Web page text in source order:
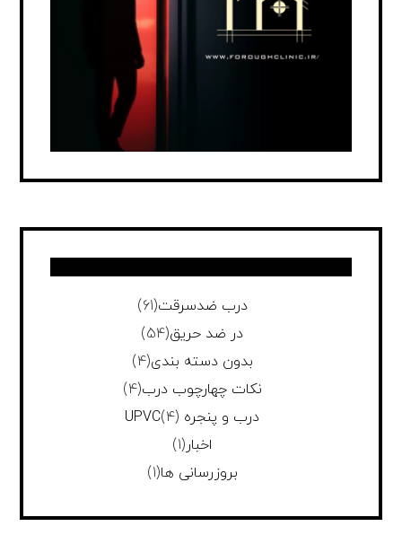
درب ضدسرقت(61)
در ضد حریق(54)
بدون دسته بندی(4)
نکات چهارچوب درب(4)
درب و پنجره UPVC (4)
اخبار(1)
بروزرسانی ها(1)